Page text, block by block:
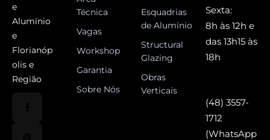
e
Alumínio
e
Florianóp
olis e
Região
Técnica
Vagas
Workshop
Garantia
Sobre Nós
Esquadrias
de Alumínio
Structural
Glazing
Obras
Verticais
Sexta:
8h às 12h e
das 13h15 às
18h
(48) 3557-
1712
(WhatsApp